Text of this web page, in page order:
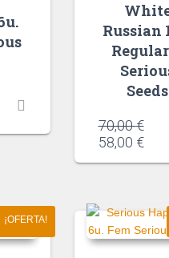
Russian
Seeds
70,00€
58,00 €
¡OFERTA!